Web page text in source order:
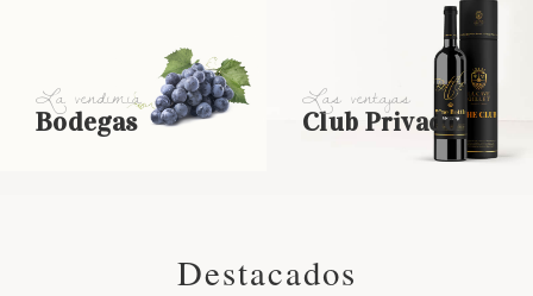
La vendimia
Bodegas
Las ventajas
Club Privado
Destacados